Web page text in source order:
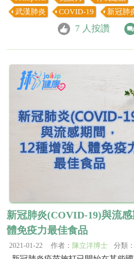
武漢肺炎
COVID-19 新冠肺
7 人按讚
新冠肺炎(COVID-19)與流
體免疫力最佳食品
2021-01-22 作者： 陳立洋博士 分類：